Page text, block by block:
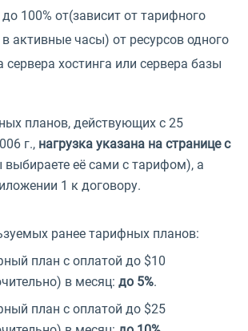
100% от(зависит от тарифного
активные часы) от ресурсов одного
сервера хостинга или сервера базы
планов, действующих с 25
г., нагрузка указана на странице с
выбираете её сами с тарифом), а
1 к договору.
ранее тарифных планов:
план с оплатой до $10
в месяц: до 5%.
план с оплатой до $25